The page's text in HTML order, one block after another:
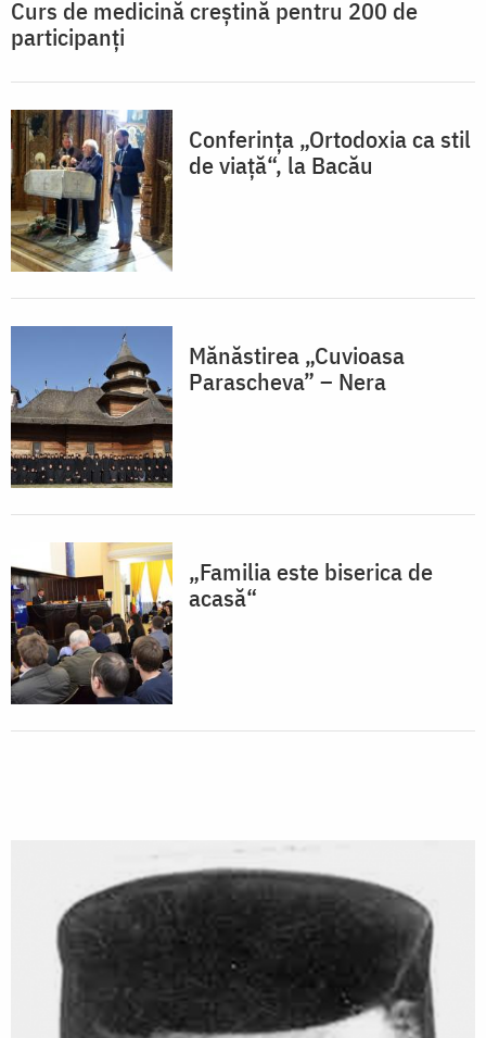
Curs de medicină creştină pentru 200 de
participanţi
Conferinţa „Ortodoxia ca stil
de viaţă“, la Bacău
Mănăstirea „Cuvioasa
Parascheva” – Nera
„Familia este biserica de
acasă“